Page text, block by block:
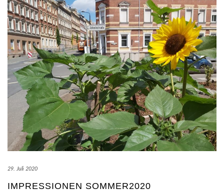
29. Juli 2020
IMPRESSIONEN SOMMER2020